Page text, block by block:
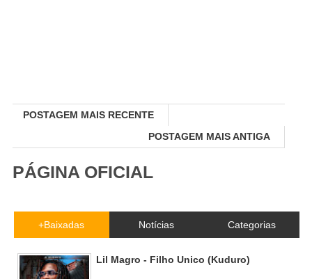
POSTAGEM MAIS RECENTE
POSTAGEM MAIS ANTIGA
PÁGINA OFICIAL
+Baixadas Notícias Categorias
Lil Magro - Filho Unico (Kuduro)